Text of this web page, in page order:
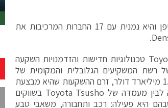
Toyota Tsusho היא אחת מחברות הסחר הגדולות ביפן והיא נמנית עם 17 החברות המרכיבות את
במסגרת ההסכם תאתר OurCrowd עבור Toyota Tsusho טכנולוגיות חדישות והזדמנויות השקעה
רשת המשקיעים הגלובלית והמקומית של
OurCrowd, שגייסה התחייבויות להשקעה בהיקף של 1.28 מיליארד דולר, זרם ההשקעות שהיא מבצעת
ו-200 חברות הסטארט-אפ המבטיחות בפורטפוליו שלה לבין מעמדה של Toyota Tsusho בשווקים
היא פעילה: רכב ותחבורה, משאבי טבע